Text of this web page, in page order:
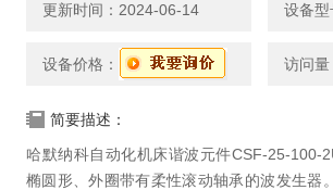
更新时间：2024-06-14 设备型
设备价格： 访问
简要描述：
哈默纳科自动化机床谐波元件CSF-25-100-
椭圆形、外圈带有柔性滚动轴承的波发生器